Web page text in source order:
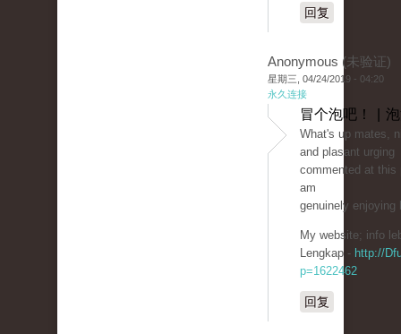
回复
Anonymous (未验证)
星期三, 04/24/2019 - 04:20
永久连接
冒个泡吧！ |
What'ѕ up mates,
and plasant urging
commented at this
am
genuinely enjoying
My ᴡebsite; info
Lengkap - http://
p=1622462
回复